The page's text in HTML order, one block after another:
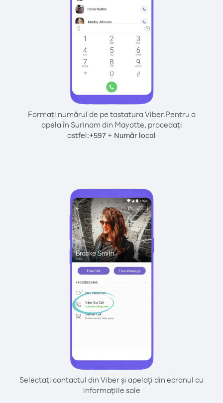
Formați numărul de pe tastatura Viber.Pentru a
apela în Surinam din Mayotte, procedați
astfel:+597 + Număr local
Selectați contactul din Viber și apelați din ecranul cu
informațiile sale